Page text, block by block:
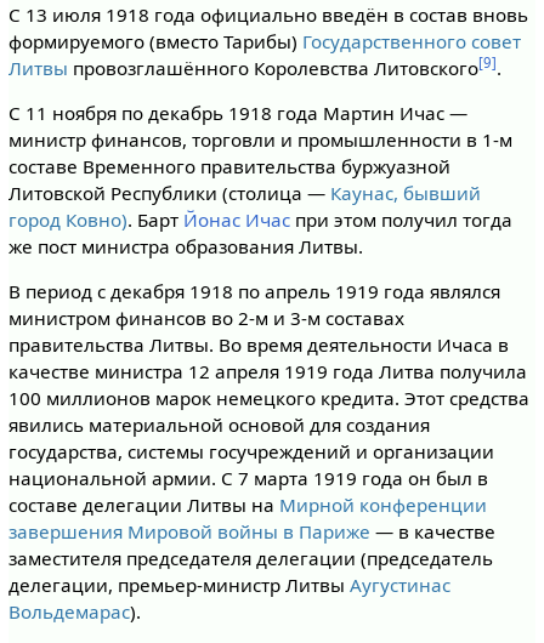
С 13 июля 1918 года официально введён в состав вновь
формируемого (вместо Тарибы) Государственного совет
Литвы провозглашённого Королевства Литовского[9].
С 11 ноября по декабрь 1918 года Мартин Ичас —
министр финансов, торговли и промышленности в 1-м
составе Временного правительства буржуазной
Литовской Республики (столица — Каунас, бывший
город Ковно). Барт Йонас Ичаспри этом получил тогда
же пост министра образования Литвы.
В период с декабря 1918 по апрель 1919 года являлся
министром финансов во 2-м и 3-м составах
правительства Литвы. Во время деятельности Ичаса в
качестве министра 12 апреля 1919 года Литва получила
100 миллионов марок немецкого кредита. Этот средства
явились материальной основой для создания
государства, системы госучреждений и организации
национальной армии. С 7 марта 1919 года он был в
составе делегации Литвы на Мирной конференции
завершения Мировой войны в Париже — в качестве
заместителя председателя делегации (председатель
делегации, премьер-министр Литвы Аугустинас
Вольдемарас).